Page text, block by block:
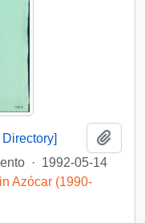
· 1992-05-14
Azócar (1990-